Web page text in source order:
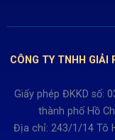
Hướng dẫn đăng
Thời gian làm việc từ
Buổi chiều từ 13h15
Thứ 7 làm đến 15h30
CÔNG TY TNHH GIẢI
Giấy phép ĐKKD số:
thành phố Hồ
Địa chỉ: 243/1/14 Tô